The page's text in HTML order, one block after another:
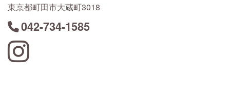
東京都町田市大蔵町3018
042-734-1585
Instagram